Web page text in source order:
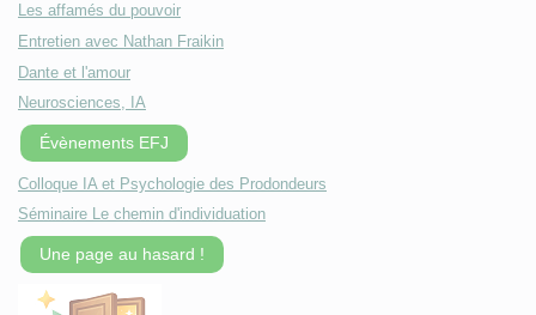
Les affamés du pouvoir
Entretien avec Nathan Fraikin
Dante et l'amour
Neurosciences, IA
Évènements EFJ
Colloque IA et Psychologie des Prodondeurs
Séminaire Le chemin d'individuation
Une page au hasard !